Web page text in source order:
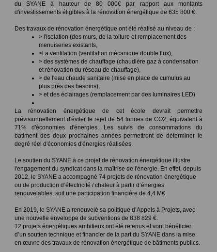
du SYANE à hauteur de 80 000€ par rapport aux montants
d'investissements éligibles à la rénovation énergétique de 635 800 €.
Des travaux de rénovation énergétique ont été réalisé au niveau de :
> l'isolation (des murs, de la toiture et remplacement des
menuiseries existants,
>l a ventilation (ventilation mécanique double flux),
> des systèmes de chauffage (chaudière gaz à condensation
et rénovation du réseau de chauffage),
> de l'eau chaude sanitaire (mise en place de cumulus au
plus près des besoins),
> et des éclairages (remplacement par des luminaires LED)
La rénovation énergétique de cet école devrait permettre
prévisionnellement d'éviter le rejet de 54 tonnes de CO2, équivalent à
71% d'économies d'énergies. Les suivis de consommations du
batiment des deux prochaines années permettront de déterminer le
degré réel d'économies d'énergies réalisées.
Le soutien du SYANE à ce projet de rénovation énergétique illustre
l'engagement du syndicat dans la maîtrise de l'énergie. En effet, depuis
2012, le SYANE a accompagné 74 projets de rénovation énergétique
ou de production d’électricité / chaleur à partir d’énergies
renouvelables, soit une participation financière de 4,4 M€.
En 2019, le SYANE a renouvelé sa politique d’Appels à Projets, avec
une nouvelle enveloppe de subventions de 838 829 €.
12 projets énergétiques ambitieux ont été retenus et vont bénéficier
d’un soutien technique et financier de la part du SYANE dans la mise
en œuvre des travaux de rénovation énergétique de bâtiments publics.